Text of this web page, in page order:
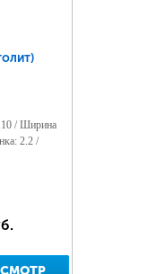
/ Ширина
2.2 /